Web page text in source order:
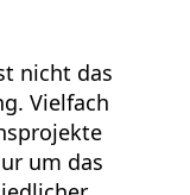
nicht das
Vielfach
um das